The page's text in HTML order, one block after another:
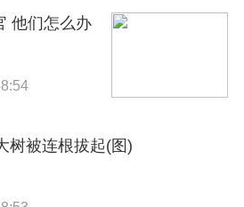
他们怎么办
树被连根拔起(图)